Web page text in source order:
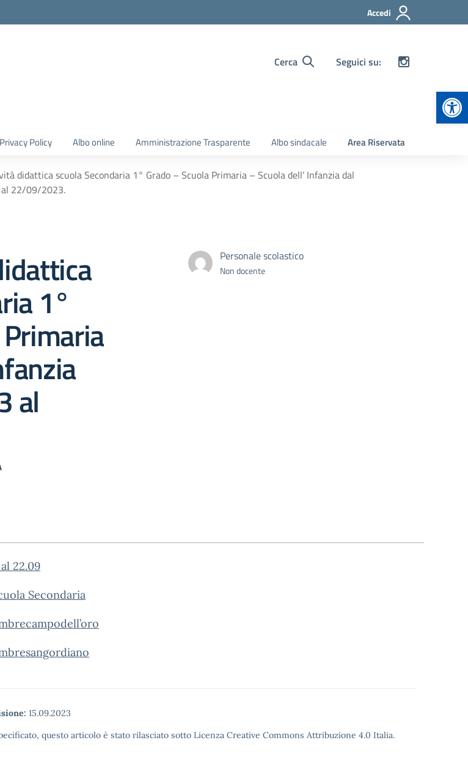
Accedi
Cerca Seguici su:
Privacy Policy Albo online Amministrazione Trasparente Albo sindacale Area Riservata
didattica scuola Secondaria 1° Grado – Scuola Primaria – Scuola dell’ Infanzia dal
22/09/2023.
1°
al
Personale scolastico
Non docente
22.09
Secondaria
15.09.2023
questo articolo è stato rilasciato sotto Licenza Creative Commons Attribuzione 4.0 Italia.